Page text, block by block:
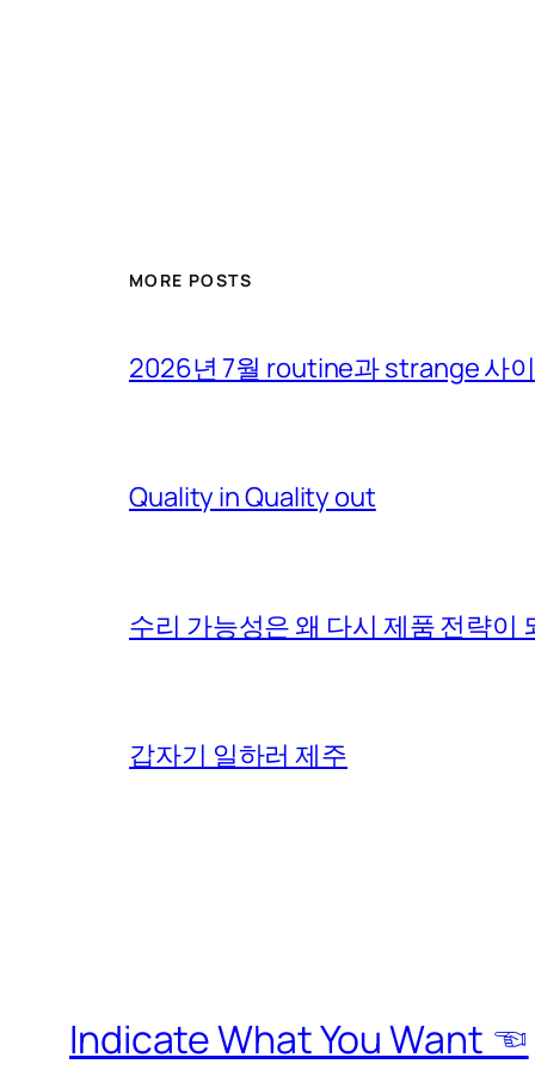
MORE POSTS
2026년 7월 routine과 strange 사
Quality in Quality out
수리 가능성은 왜 다시 제품 전략이
갑자기 일하러 제주
Indicate What You Want ☜